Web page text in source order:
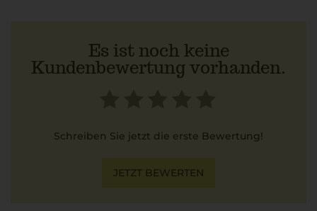
Es ist noch keine
Kundenbewertung vorhanden.
Schreiben Sie jetzt die erste Bewertung!
JETZT BEWERTEN